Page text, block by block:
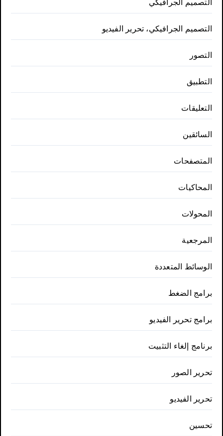
التصميم الجرافيكي
التصميم الجرافيكي، تحرير الفيديو
التصور
التطبيق
التعليقات
السائقين
المتصفحات
المحاكيات
المحولات
المرجعية
الوسائط المتعددة
برامج الضغط
برامج تحرير الفيديو
برنامج إلغاء التثبيت
تحرير الصور
تحرير الفيديو
تحسين